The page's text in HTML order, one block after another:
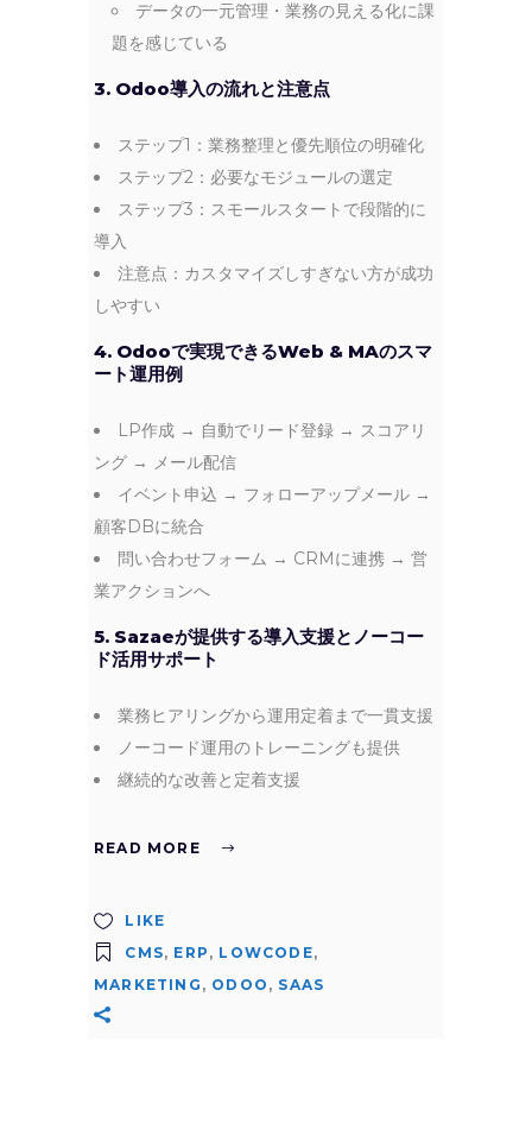
データの一元管理・業務の見える化に課
題を感じている
3. Odoo導入の流れと注意点
ステップ1：業務整理と優先順位の明確化
ステップ2：必要なモジュールの選定
ステップ3：スモールスタートで段階的に
導入
注意点：カスタマイズしすぎない方が成功
しやすい
4. Odooで実現できるWeb & MAのスマ
ート運用例
LP作成 → 自動でリード登録 → スコアリ
ング → メール配信
イベント申込 → フォローアップメール →
顧客DBに統合
問い合わせフォーム → CRMに連携 → 営
業アクションへ
5. Sazaeが提供する導入支援とノーコー
ド活用サポート
業務ヒアリングから運用定着まで一貫支援
ノーコード運用のトレーニングも提供
継続的な改善と定着支援
READ MORE
LIKE
CMS, ERP , LOWCODE,
MARKETING , ODOO , SAAS